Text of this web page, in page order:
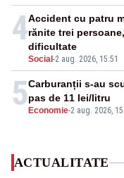
4
Social -2 aug. 2026, 15:51
Accident cu patru
rănite trei
dificultate
5 Economie-2 aug. 2026,
Carburanții s-au
pas de 11 lei/litru
ACTUALITATE